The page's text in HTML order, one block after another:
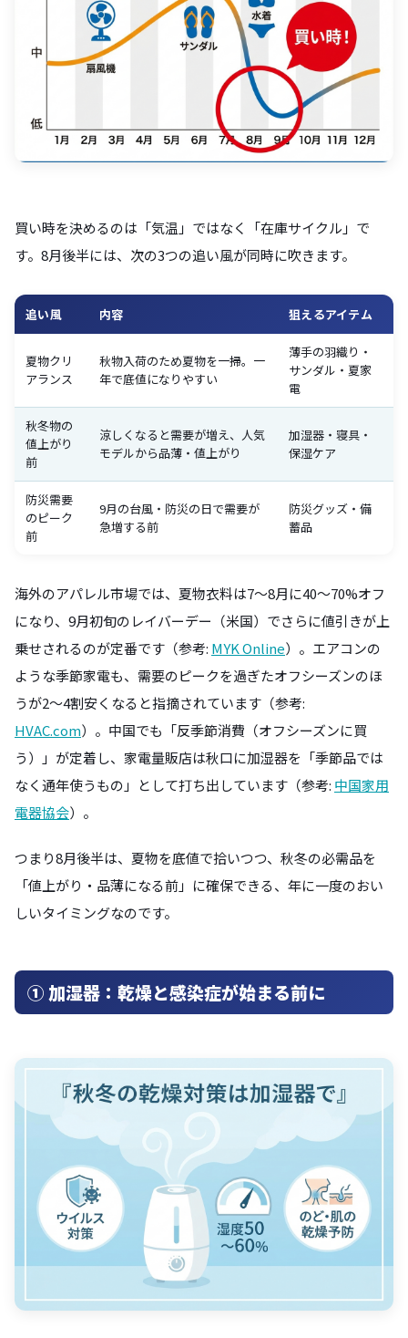
買い時を決めるのは「気温」ではなく「在庫サイクル」で
す。8月後半には、次の3つの追い風が同時に吹きます。
追い風 内容 狙えるアイテム
夏物クリ
アランス
秋物入荷のため夏物を一掃。一
年で底値になりやすい
薄手の羽織り・
サンダル・夏家
電
秋冬物の
値上がり
前
涼しくなると需要が増え、人気
モデルから品薄・値上がり
加湿器・寝具・
保湿ケア
防災需要
のピーク
前
9月の台風・防災の日で需要が
急増する前
防災グッズ・備
蓄品
海外のアパレル市場では、夏物衣料は7〜8月に40〜70%オフ
になり、9月初旬のレイバーデー（米国）でさらに値引きが上
乗せされるのが定番です（参考: MYK Online）。エアコンの
ような季節家電も、需要のピークを過ぎたオフシーズンのほ
うが2〜4割安くなると指摘されています（参考:
HVAC.com）。中国でも「反季節消費（オフシーズンに買
う）」が定着し、家電量販店は秋口に加湿器を「季節品では
なく通年使うもの」として打ち出しています（参考: 中国家用
電器協会）。
つまり8月後半は、夏物を底値で拾いつつ、秋冬の必需品を
「値上がり・品薄になる前」に確保できる、年に一度のおい
しいタイミングなのです。
① 加湿器：乾燥と感染症が始まる前に